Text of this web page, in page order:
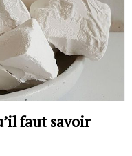
faut savoir